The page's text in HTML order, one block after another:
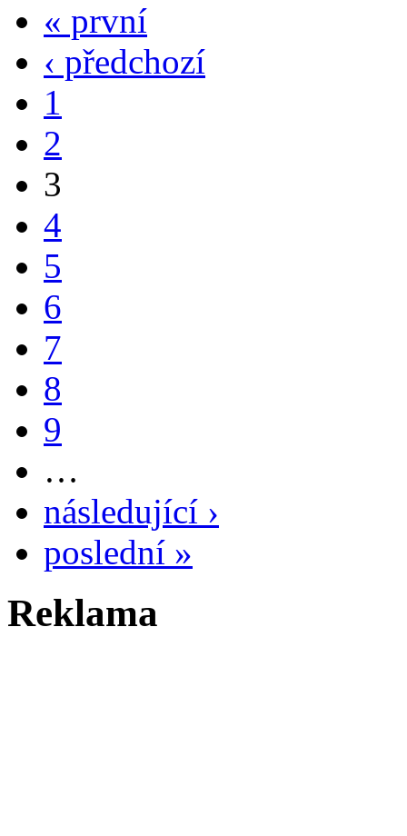
« první
‹ předchozí
1
2
3
4
5
6
7
8
9
…
následující ›
poslední »
Reklama